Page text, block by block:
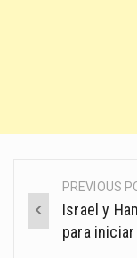
Post
navigation
PREVIOUS
Israel y
para